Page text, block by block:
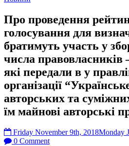
Про проведення
голосування для
братимуть участь у
числа правовласників
які передали в у
організації
авторських та
їм майнові авторські
Friday November 9th, 2018Monday
0 Comment